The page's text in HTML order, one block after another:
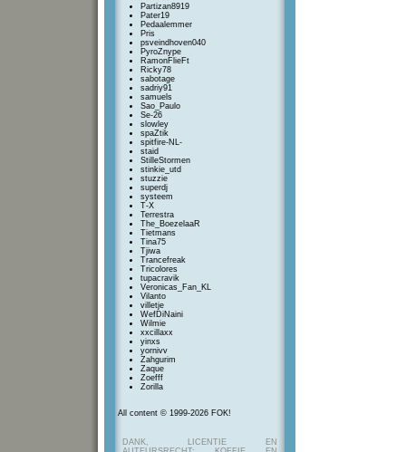
Partizan8919
Pater19
Pedaalemmer
Pris
psveindhoven040
PyroZnype
RamonFlieFt
Ricky78
sabotage
sadriy91
samuels
Sao_Paulo
Se-26
slowley
spaZtik
spitfire-NL-
staid
StilleStormen
stinkie_utd
stuzzie
superdj
systeem
T-X
Terrestra
The_BoezelaaR
Tietmans
Tina75
Tjiwa
Trancefreak
Tricolores
tupacravik
Veronicas_Fan_KL
Vilanto
villetje
WefDiNaini
Wilmie
xxcillaxx
yinxs
yornivv
Zahgurim
Zaque
Zoefff
Zorilla
All content © 1999-2026 FOK!
DANK, LICENTIE EN